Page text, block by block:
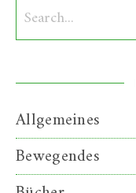
Allgemeines
Bewegendes